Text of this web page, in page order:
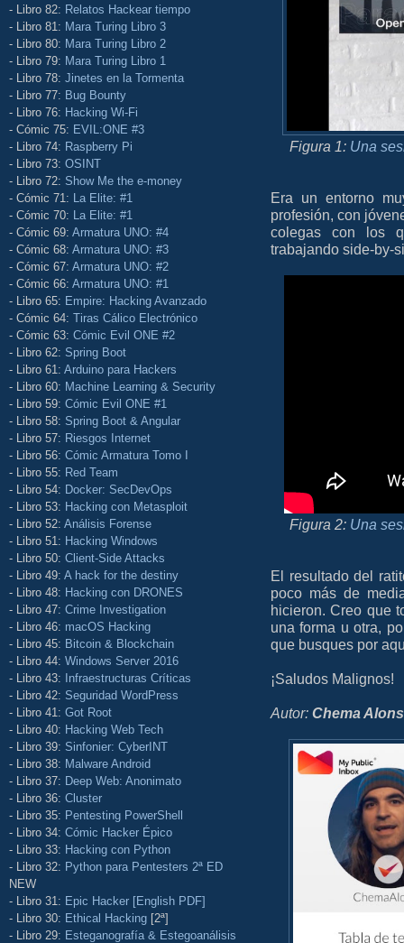
- Libro 82: Relatos Hackear tiempo
- Libro 81: Mara Turing Libro 3
- Libro 80: Mara Turing Libro 2
- Libro 79: Mara Turing Libro 1
- Libro 78: Jinetes en la Tormenta
- Libro 77: Bug Bounty
- Libro 76: Hacking Wi-Fi
- Cómic 75: EVIL:ONE #3
- Libro 74: Raspberry Pi
- Libro 73: OSINT
- Libro 72: Show Me the e-money
- Cómic 71: La Elite: #1
- Cómic 70: La Elite: #1
- Cómic 69: Armatura UNO: #4
- Cómic 68: Armatura UNO: #3
- Cómic 67: Armatura UNO: #2
- Cómic 66: Armatura UNO: #1
- Libro 65: Empire: Hacking Avanzado
- Cómic 64: Tiras Cálico Electrónico
- Cómic 63: Cómic Evil ONE #2
- Libro 62: Spring Boot
- Libro 61: Arduino para Hackers
- Libro 60: Machine Learning & Security
- Libro 59: Cómic Evil ONE #1
- Libro 58: Spring Boot & Angular
- Libro 57: Riesgos Internet
- Libro 56: Cómic Armatura Tomo I
- Libro 55: Red Team
- Libro 54: Docker: SecDevOps
- Libro 53: Hacking con Metasploit
- Libro 52: Análisis Forense
- Libro 51: Hacking Windows
- Libro 50: Client-Side Attacks
- Libro 49: A hack for the destiny
- Libro 48: Hacking con DRONES
- Libro 47: Crime Investigation
- Libro 46: macOS Hacking
- Libro 45: Bitcoin & Blockchain
- Libro 44: Windows Server 2016
- Libro 43: Infraestructuras Críticas
- Libro 42: Seguridad WordPress
- Libro 41: Got Root
- Libro 40: Hacking Web Tech
- Libro 39: Sinfonier: CyberINT
- Libro 38: Malware Android
- Libro 37: Deep Web: Anonimato
- Libro 36: Cluster
- Libro 35: Pentesting PowerShell
- Libro 34: Cómic Hacker Épico
- Libro 33: Hacking con Python
- Libro 32: Python para Pentesters 2ª ED
NEW
- Libro 31: Epic Hacker [English PDF]
- Libro 30: Ethical Hacking [2ª]
- Libro 29: Esteganografía & Estegoanálisis
Figura 1: Una
Era un entorno
profesión, con
colegas con los
trabajando side-by-
Figura 2: Una
El resultado del
poco más de
hicieron. Creo que
una forma u otra,
que busques por
¡Saludos Malignos!
Autor: Chema